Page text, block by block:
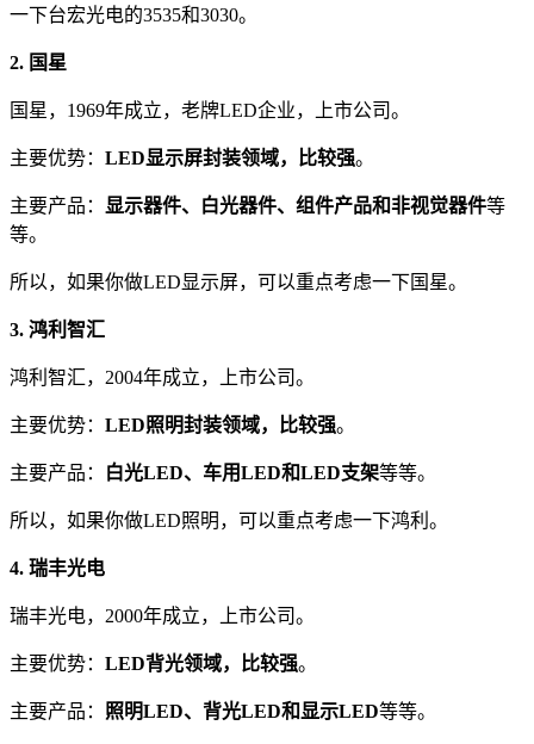
一下台宏光电的3535和3030。
2. 国星
国星，1969年成立，老牌LED企业，上市公司。
主要优势： LED显示屏封装领域，比较强。
主要产品： 显示器件、白光器件、组件产品和非视觉器件等
等。
所以，如果你做LED显示屏，可以重点考虑一下国星。
3. 鸿利智汇
鸿利智汇，2004年成立，上市公司。
主要优势： LED照明封装领域，比较强。
主要产品： 白光LED、车用LED和LED支架等等。
所以，如果你做LED照明，可以重点考虑一下鸿利。
4. 瑞丰光电
瑞丰光电，2000年成立，上市公司。
主要优势： LED背光领域，比较强。
主要产品： 照明LED、背光LED和显示LED等等。